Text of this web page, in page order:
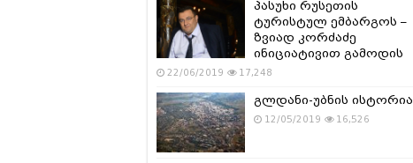
პასუხი რუსეთის
ტურისტულ ემბარგოს –
ზვიად კორძაძე
ინიციატივით გამოდის
22/06/2019 17,248
გლდანი-უბნის ისტორია
12/05/2019 16,526